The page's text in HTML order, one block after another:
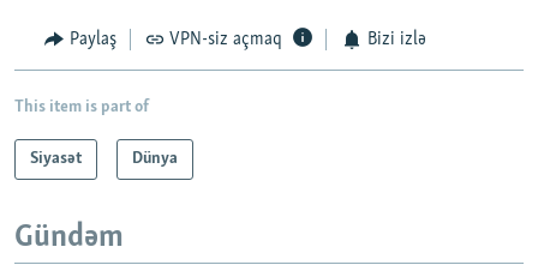
Paylaş VPN-siz açmaq Bizi izlə
This item is part of
Siyasət Dünya
Gündəm